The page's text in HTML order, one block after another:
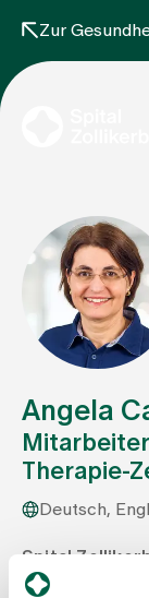
Zur
Aufenthalt
Team
Zuweisende
Angela
Therapie-
Deutsch,
Spital
Departement